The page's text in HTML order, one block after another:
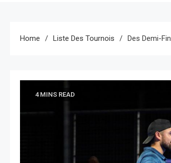
Home Liste Des Tournois Des Demi-
4 MINS READ